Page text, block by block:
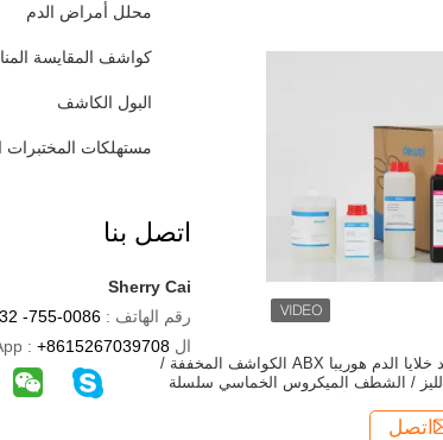
محلل أمراض الدم
كواشف المقايسة
البول الكاشف
مستهلكات المختبرات
اتصل بنا
Sherry Cai
رقم الهاتف :
ال WhatsApp : +8615267039708
عد خلايا الدم هوريبا ABX الكواشف المخففة /
الليز / الشطف الميكروس الخماسي سلسلة
اتصل